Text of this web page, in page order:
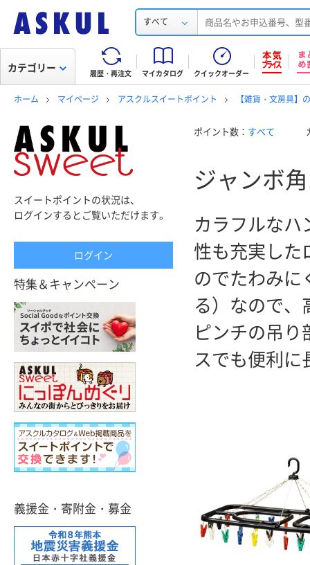
すべて
履歴・再注文 マイカタログ クイックオーダー
カテゴリー
ホーム マイページ アスクルスイートポイント 【雑貨・文房具】
スイートポイントの状況は、
ログインするとご覧いただけます。
ログイン
特集＆キャンペーン
義援金・寄附金・募金
ポイント数： すべて
ジャンボ
カラフルなハ
性も充実した
のでたわみに
る）なので、
ピンチの吊
スでも便利に